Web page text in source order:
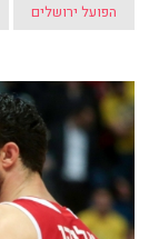
הפועל ירושלים